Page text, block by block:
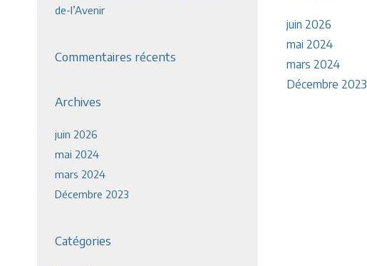
de-l’Avenir
Commentaires récents
Archives
juin 2026
mai 2024
mars 2024
Décembre 2023
Catégories
juin 2026
mai 2024
mars 2024
Décembre 2023